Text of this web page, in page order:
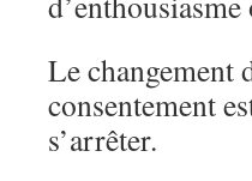
Le changement
consentement
s’arrêter.